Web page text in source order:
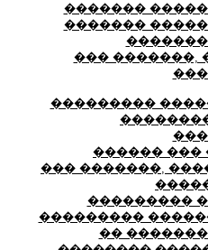
�������
�������
��� �������,
���������
������ ���
��� �������,
���������
���������
��